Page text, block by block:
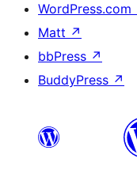
WordPress.com
Matt ↗
bbPress ↗
BuddyPress ↗